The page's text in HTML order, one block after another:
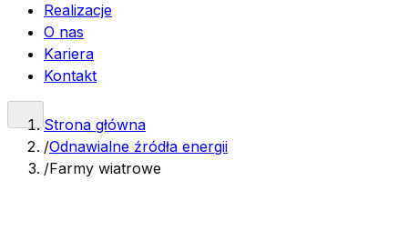
Realizacje
O nas
Kariera
Kontakt
Strona główna
/Odnawialne źródła energii
/Farmy wiatrowe